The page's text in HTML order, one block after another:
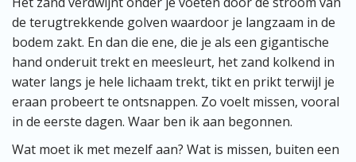
de terugtrekkende golven waardoor je langzaam in de
bodem zakt. En dan die ene, die je als een gigantische
hand onderuit trekt en meesleurt, het zand kolkend in
water langs je hele lichaam trekt, tikt en prikt terwijl je
eraan probeert te ontsnappen. Zo voelt missen, vooral
in de eerste dagen. Waar ben ik aan begonnen.
Wat moet ik met mezelf aan? Wat is missen, buiten een